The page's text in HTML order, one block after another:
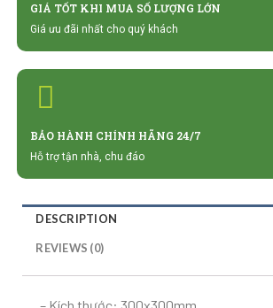
GIÁ TỐT KHI MUA SỐ LƯỢNG LỚN
Giá ưu đãi nhất cho quý khách
BẢO HÀNH CHÍNH HÃNG 24/7
Hỗ trợ tận nhà, chu đáo
DESCRIPTION
REVIEWS (0)